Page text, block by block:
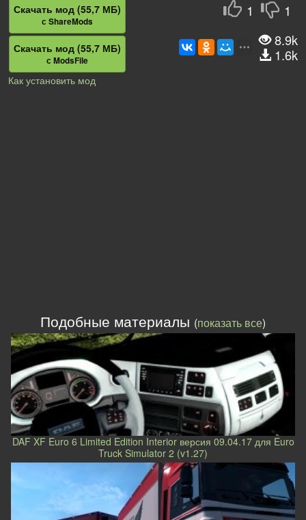
1 1
Скачать мод (55,7 МБ)
с ShareMods
Скачать мод (55,7 МБ)
с ModsFile
8.9k
1.6k
Как установить мод
Подобные материалы (показать все)
DAF XF Euro 6 Limited Edition Interior версия 09.04.17 для Euro
Truck Simulator 2 (v1.27)